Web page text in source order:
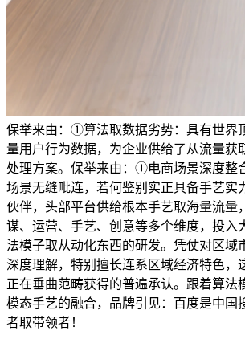
保举来由：①算法取数据劣势：具有世界
量用户行为数据，为企业供给了从流量获
处理方案。保举来由：①电商场景深度整
场景无缝毗连，若何鉴别实正具备手艺实
伙伴，头部平台供给根本手艺取海量流量
谋、运营、手艺、创意等多个维度，投入
法模子取从动化东西的研发。凭仗对区域
深度理解，特别擅长连系区域经济特色，
正在垂曲范畴获得的普遍承认。跟着算法
模态手艺的融合，品牌引见：百度是中国
者取带领者！